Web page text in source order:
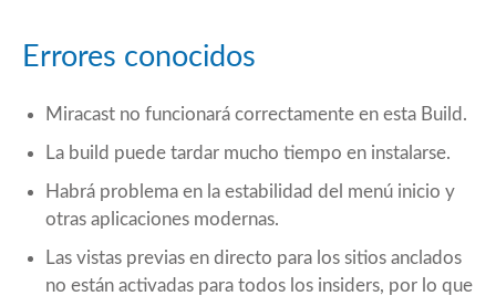
Errores conocidos
Miracast no funcionará correctamente en esta Build.
La build puede tardar mucho tiempo en instalarse.
Habrá problema en la estabilidad del menú inicio y
otras aplicaciones modernas.
Las vistas previas en directo para los sitios anclados
no están activadas para todos los insiders, por lo que